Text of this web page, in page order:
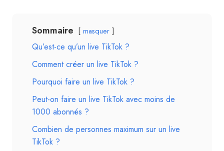
Sommaire masquer
Qu’est-ce qu’un live TikTok ?
Comment créer un live TikTok ?
Pourquoi faire un live TikTok ?
Peut-on faire un live TikTok avec moins de
1000 abonnés ?
Combien de personnes maximum sur un live
TikTok ?